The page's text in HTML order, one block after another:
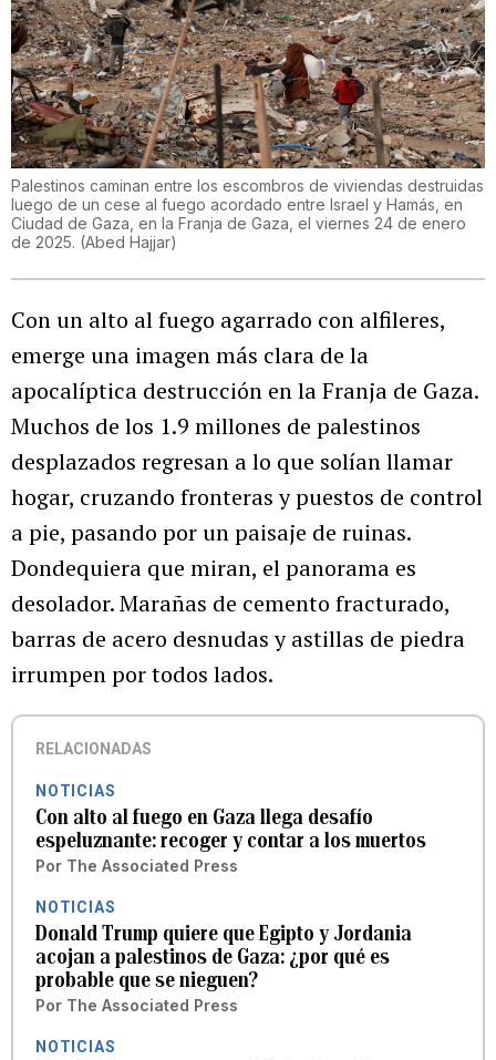
Palestinos caminan entre los escombros de viviendas destruidas
luego de un cese al fuego acordado entre Israel y Hamás, en
Ciudad de Gaza, en la Franja de Gaza, el viernes 24 de enero
de 2025. (Abed Hajjar)
Con un alto al fuego agarrado con alfileres,
emerge una imagen más clara de la
apocalíptica destrucción en la Franja de Gaza.
Muchos de los 1.9 millones de palestinos
desplazados regresan a lo que solían llamar
hogar, cruzando fronteras y puestos de control
a pie, pasando por un paisaje de ruinas.
Dondequiera que miran, el panorama es
desolador. Marañas de cemento fracturado,
barras de acero desnudas y astillas de piedra
irrumpen por todos lados.
RELACIONADAS
NOTICIAS
Con alto al fuego en Gaza llega desafío
espeluznante: recoger y contar a los muertos
Por The Associated Press
NOTICIAS
Donald Trump quiere que Egipto y Jordania
acojan a palestinos de Gaza: ¿por qué es
probable que se nieguen?
Por The Associated Press
NOTICIAS